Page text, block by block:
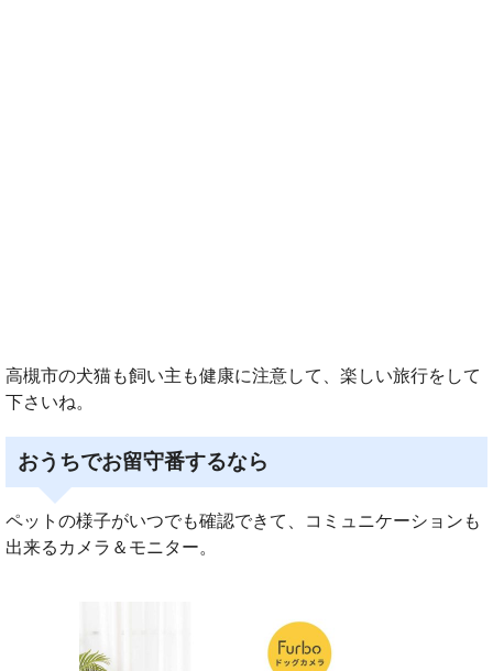
高槻市の犬猫も飼い主も健康に注意して、楽しい旅行をして
下さいね。
おうちでお留守番するなら
ペットの様子がいつでも確認できて、コミュニケーションも
出来るカメラ＆モニター。